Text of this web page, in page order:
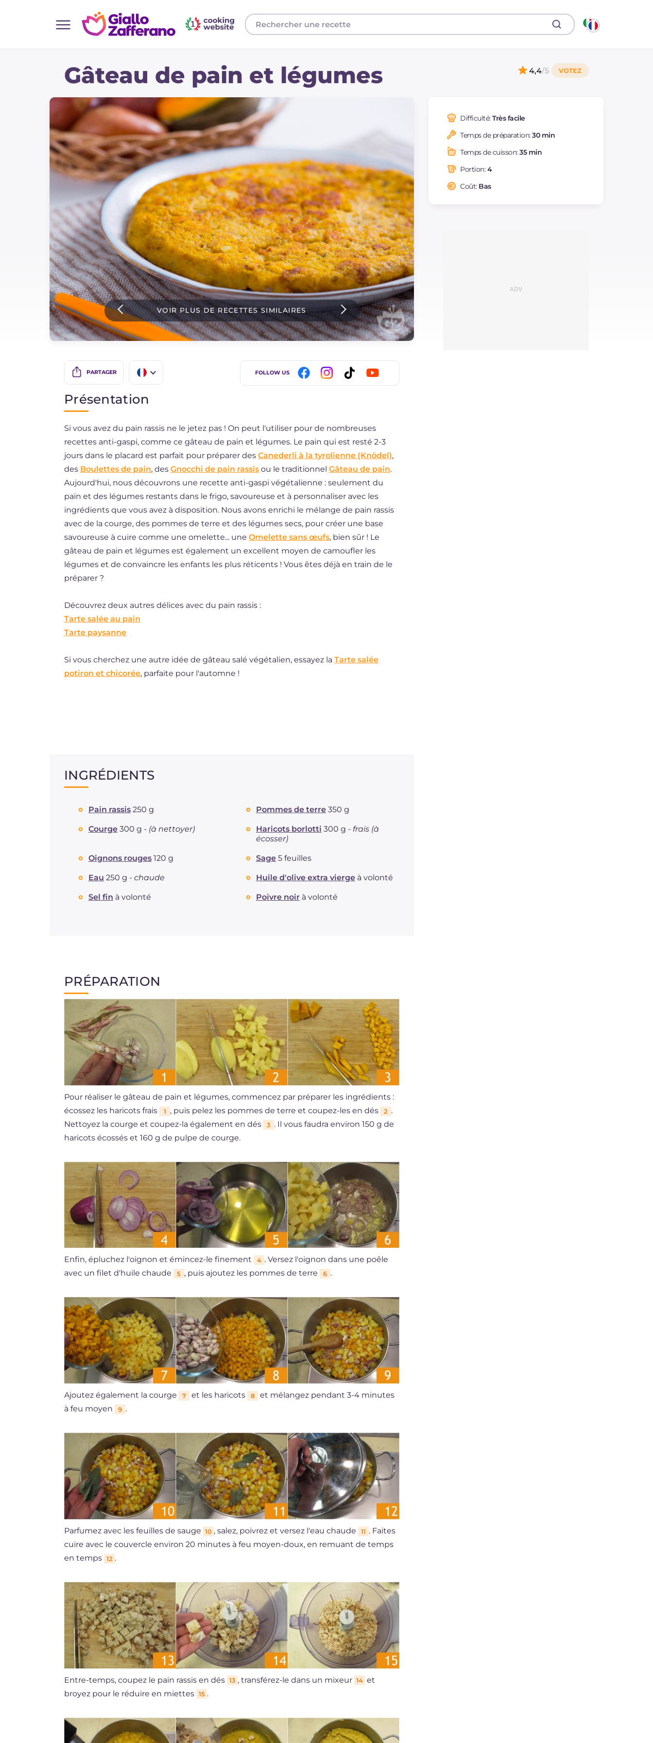
Toutes les recettes
Plats principaux
Boissons et rafraîchissements
Accompagnement
Gateaux et patisserie
Dernieres recettes
IT Website
Instagram
Gâteau de pain et légumes 4,4/5
VOIR PLUS DE RECETTES SIMILAIRES
PARTAGER
DE
BR
NL
FOLLOW US
Difficulté:Très facile
Temps de préparation:30 min
Temps de cuisson:35 min
Portion:4
Coût: Bas
Présentation
Si vous avez du pain rassis ne le jetez pas ! On peut l'utiliser pour de nombreuses
recettes anti-gaspi, comme ce gâteau de pain et légumes. Le pain qui est resté 2-3
jours dans le placard est parfait pour préparer des Canederli à la tyrolienne (Knödel),
des Boulettes de pain, des Gnocchi de pain rassis ou le traditionnel Gâteau de pain.
Aujourd'hui, nous découvrons une recette anti-gaspi végétalienne : seulement du
pain et des légumes restants dans le frigo, savoureuse et à personnaliser avec les
ingrédients que vous avez à disposition. Nous avons enrichi le mélange de pain rassis
avec de la courge, des pommes de terre et des légumes secs, pour créer une base
savoureuse à cuire comme une omelette... une Omelette sans œufs, bien sûr ! Le
gâteau de pain et légumes est également un excellent moyen de camoufler les
légumes et de convaincre les enfants les plus réticents ! Vous êtes déjà en train de le
préparer ?
Découvrez deux autres délices avec du pain rassis :
Tarte salée au pain
Tarte paysanne
Si vous cherchez une autre idée de gâteau salé végétalien, essayez la Tarte salée
potiron et chicorée, parfaite pour l'automne !
INGRÉDIENTS
Pain rassis 250 g Pommes de terre 350 g
Courge 300 g - (à nettoyer) Haricots borlotti 300 g - frais (à
écosser)
Oignons rouges 120 g Sage 5 feuilles
Eau 250 g - chaude Huile d'olive extra vierge à volonté
Sel fin à volonté Poivre noir à volonté
PRÉPARATION
Pour réaliser le gâteau de pain et légumes, commencez par préparer les ingrédients :
écossez les haricots frais
1 , puis pelez les pommes de terre et coupez-les en dés 2 .
Nettoyez la courge et coupez-la également en dés
3 . Il vous faudra environ 150 g de
haricots écossés et 160 g de pulpe de courge.
Enfin, épluchez l'oignon et émincez-le finement 4 . Versez l'oignon dans une poêle
avec un filet d'huile chaude
5 , puis ajoutez les pommes de terre 6 .
Ajoutez également la courge 7 et les haricots 8
et mélangez pendant 3-4 minutes
à feu moyen
9 .
Parfumez avec les feuilles de sauge 10 , salez, poivrez et versez l'eau chaude 11 . Faites
cuire avec le couvercle environ 20 minutes à feu moyen-doux, en remuant de temps
en temps 12 .
Entre-temps, coupez le pain rassis en dés 13 , transférez-le dans un mixeur 14 et
broyez pour le réduire en miettes 15 .